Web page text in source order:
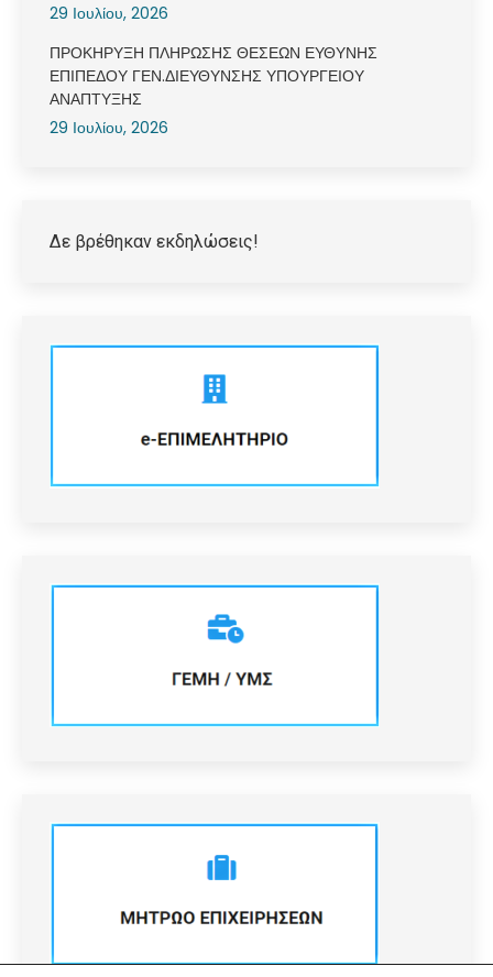
29 Ιουλίου, 2026
ΠΡΟΚΗΡΥΞΗ ΠΛΗΡΩΣΗΣ ΘΕΣΕΩΝ ΕΥΘΥΝΗΣ
ΕΠΙΠΕΔΟΥ ΓΕΝ.ΔΙΕΥΘΥΝΣΗΣ ΥΠΟΥΡΓΕΙΟΥ
ΑΝΑΠΤΥΞΗΣ
29 Ιουλίου, 2026
Δε βρέθηκαν εκδηλώσεις!